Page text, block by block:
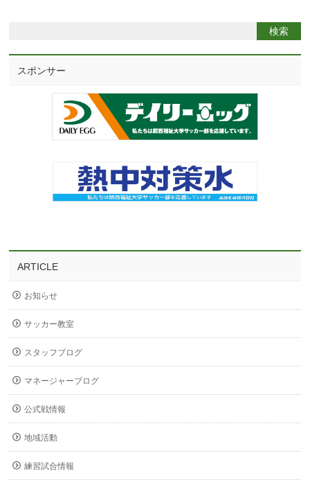
スポンサー
ARTICLE
お知らせ
サッカー教室
スタッフブログ
マネージャーブログ
公式戦情報
地域活動
練習試合情報